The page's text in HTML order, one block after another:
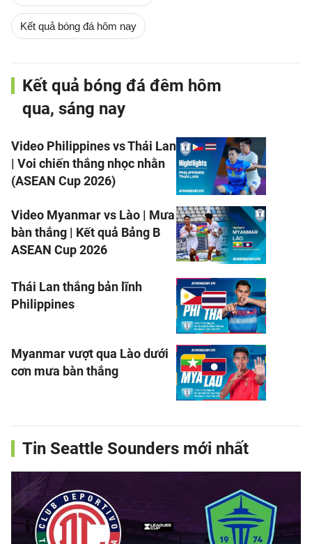
Kết quả bóng đá hôm nay
Kết quả bóng đá đêm hôm
qua, sáng nay
Video Philippines vs Thái Lan
| Voi chiến thắng nhọc nhằn
(ASEAN Cup 2026)
Video Myanmar vs Lào | Mưa
bàn thắng | Kết quả Bảng B
ASEAN Cup 2026
Thái Lan thắng bản lĩnh
Philippines
Myanmar vượt qua Lào dưới
cơn mưa bàn thắng
Tin Seattle Sounders mới nhất